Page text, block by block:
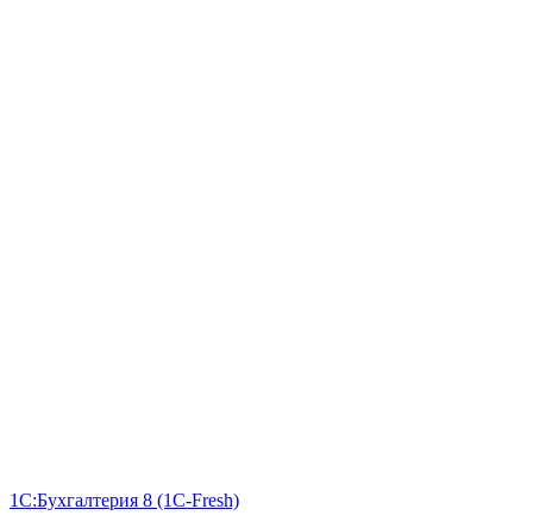
1С:Бухгалтерия 8 (1С-Fresh)